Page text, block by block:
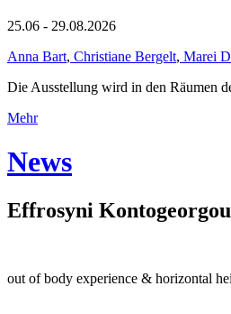
25.06 - 29.08.2026
Anna Bart, Christiane Bergelt, Marei
Die Ausstellung wird in den Räumen
Mehr
News
Effrosyni Kontogeorgou
out of body experience & horizontal